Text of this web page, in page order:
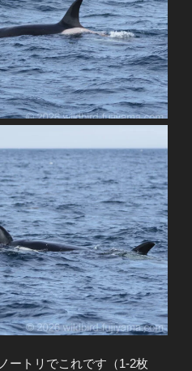
ートリでこれです（1-2枚